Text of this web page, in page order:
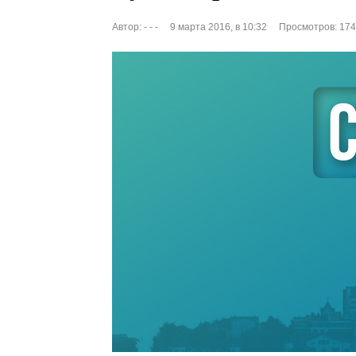
Автор: - - - 9 марта 2016, в 10:32 Просмотров: